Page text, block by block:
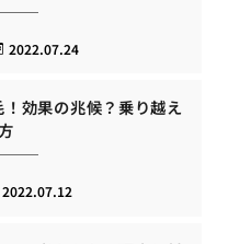
2022.07.24
効果の兆候？乗り越え
2022.07.12